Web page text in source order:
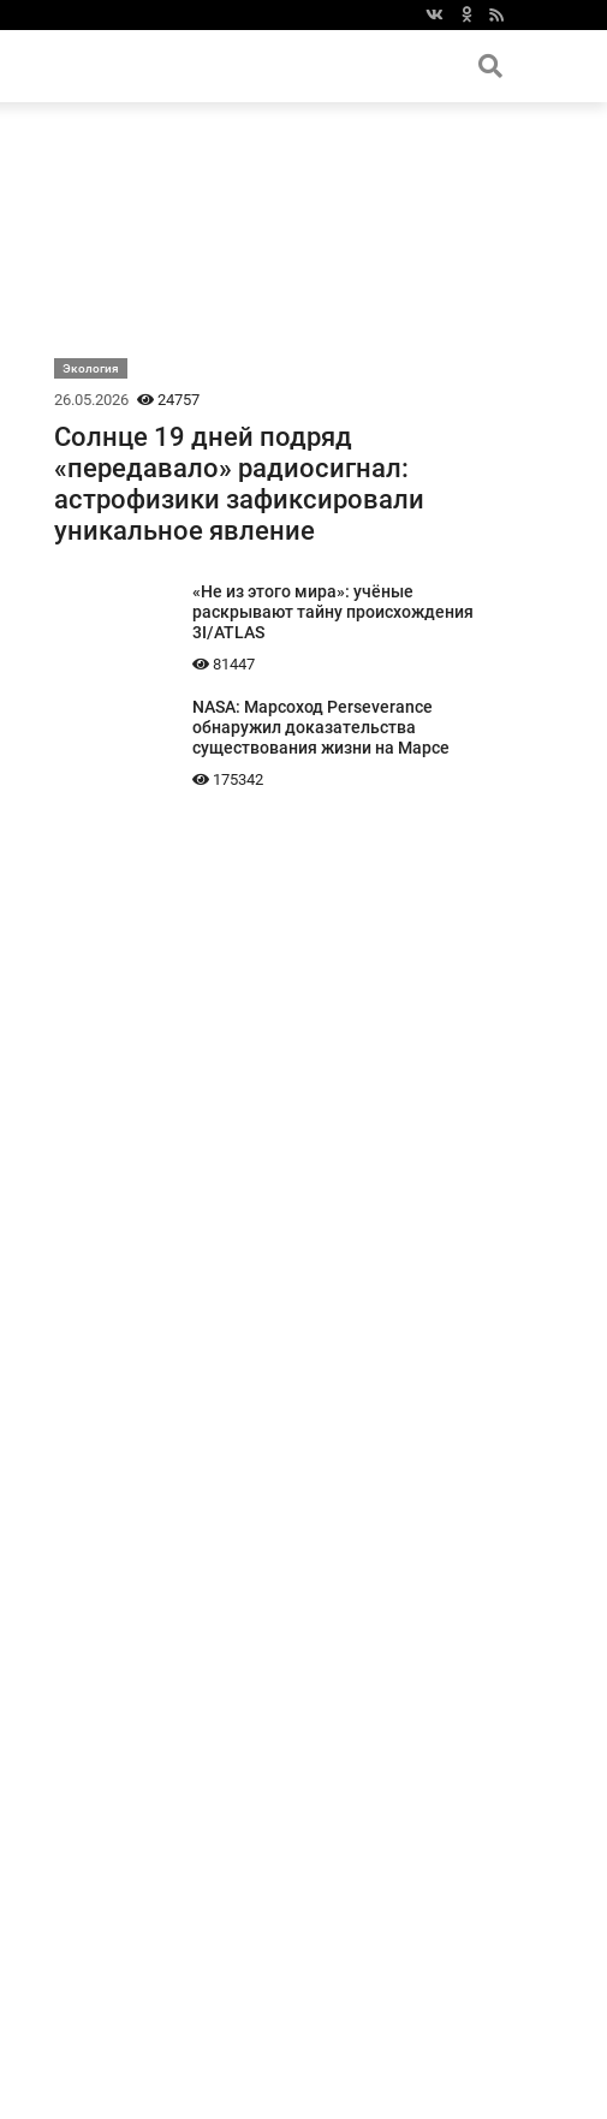
Экология
26.05.2026 24757
Солнце 19 дней подряд
«передавало» радиосигнал:
астрофизики зафиксировали
уникальное явление
«Не из этого мира»: учёные
раскрывают тайну происхождения
3I/ATLAS
81447
NASA: Марсоход Perseverance
обнаружил доказательства
существования жизни на Марсе
175342